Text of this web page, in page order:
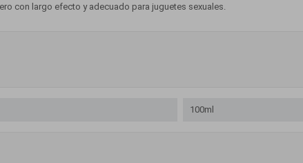
con largo efecto y adecuado para juguetes sexuales.
100ml